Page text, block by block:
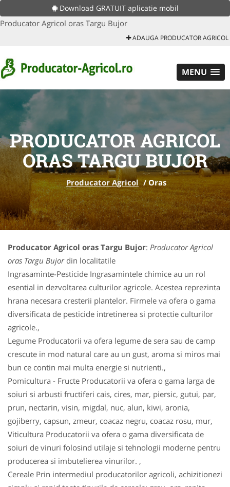
Download GRATUIT aplicatie mobil
Producator Agricol oras Targu Bujor
ADAUGA PRODUCATOR AGRICOL
MENU
PRODUCATOR AGRICOL
ORAS TARGU BUJOR
Producator Agricol /Oras
Producator Agricol oras Targu Bujor: Producator Agricol
oras Targu Bujordin localitatile
Ingrasaminte-Pesticide Ingrasamintele chimice au un rol
esential in dezvoltarea culturilor agricole. Acestea reprezinta
hrana necesara cresterii plantelor. Firmele va ofera o gama
diversificata de pesticide intretinerea si protectie culturilor
agricole.,
Legume Producatorii va ofera legume de sera sau de camp
crescute in mod natural care au un gust, aroma si miros mai
bun ce contin mai multa energie si nutrienti.,
Pomicultura - Fructe Producatorii va ofera o gama larga de
soiuri si arbusti fructiferi cais, cires, mar, piersic, gutui, par,
prun, nectarin, visin, migdal, nuc, alun, kiwi, aronia,
gojiberry, capsun, zmeur, coacaz negru, coacaz rosu, mur,
Viticultura Producatorii va ofera o gama diversificata de
soiuri de vinuri folosind utilaje si tehnologii moderne pentru
producerea si imbutelierea vinurilor. ,
Cereale Prin intermediul producatorilor agricoli, achizitionezi